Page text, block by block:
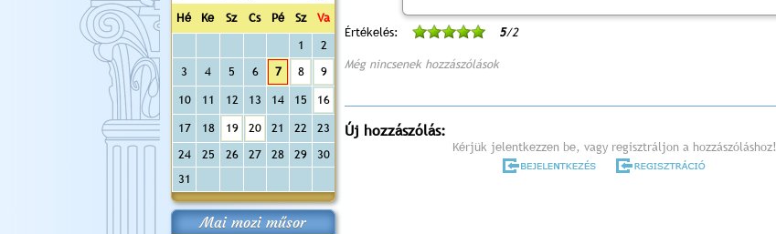
Hé Ke Sz Cs Pé Sz
Va
1
2
3
4 5 6 7 8 9
10 11 12 13 14 15 16
17 18 19 20 21 22
23
24
25 26 27 28 29
30
31
Mai mozi műsor
Értékelés: 5/2
Még nincsenek hozzászólások
Új hozzászólás:
Kérjük jelentkezzen be, vagy regisztráljon a hozzászóláshoz!